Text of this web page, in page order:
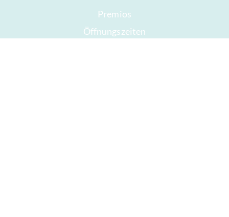
Premios
Öffnungszeiten